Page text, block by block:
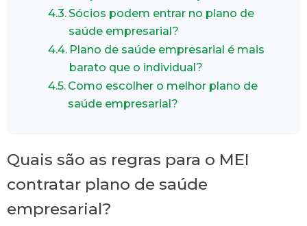
Sócios podem entrar no plano de
saúde empresarial?
Plano de saúde empresarial é mais
barato que o individual?
Como escolher o melhor plano de
saúde empresarial?
Quais são as regras para o MEI
contratar plano de saúde
empresarial?